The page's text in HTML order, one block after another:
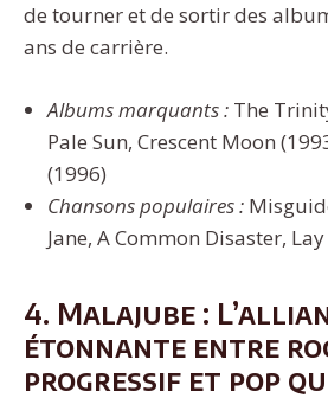
de tourner et de sortir des
ans de carrière.
Albums marquants : The
Pale Sun, Crescent Moon
(1996)
Chansons populaires :
Jane, A Common Disaster,
4. Malajube :
étonnante entre
progressif et pop